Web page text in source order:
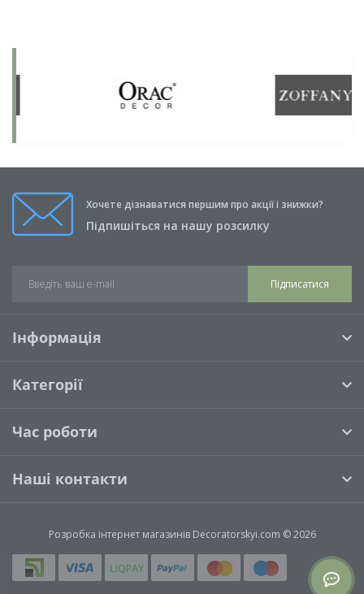
Хочете дізнаватися першим про акції і знижки?
Підпишіться на нашу розсилку
Підписатися
Інформація
Категорії
Час роботи
Наші контакти
Розробка інтернет магазинівDecoratorskyi.com © 2026